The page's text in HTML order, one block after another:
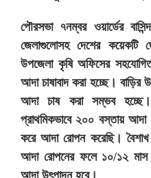
পৌরসভা ৭নম্বর ওয়ার্ডের
জেলাগুলোসহ দেশের
উপজেলা কৃষি অফিসের
আদা চাষাবাদ করা হচ্ছে। বাড়ির
আদা চাষ করা সম্ভব
প্রাথমিকভাবে ২০০ বস্তায় আদা
করে আদা রোপন করেছি।
আদা রোপনের ফলে ১০/১২